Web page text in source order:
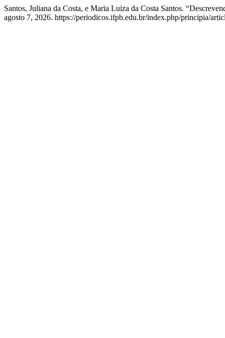
Santos, Juliana da Costa, e Maria Luiza da Costa Santos.
agosto 7, 2026. https://periodicos.ifpb.edu.br/index.php/principia/